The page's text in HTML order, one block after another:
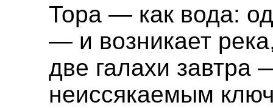
Тора — как вода:
— и возникает
две галахи завтра
неиссякаемым